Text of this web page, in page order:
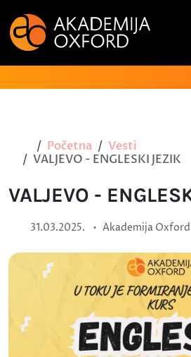
Početna
Vesti
VALJEVO - ENGLESKI JEZIK
VALJEVO -
31.03.2025. • Akademija Oxford